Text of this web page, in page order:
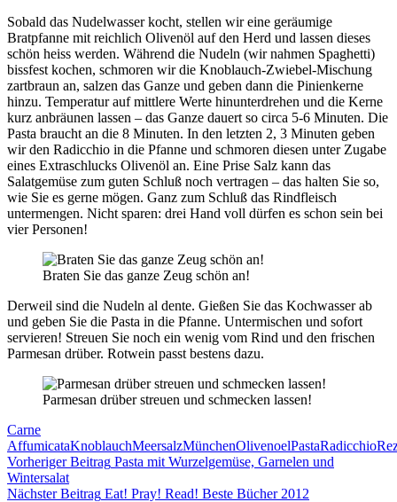
Sobald das Nudelwasser kocht, stellen wir eine geräumige
Bratpfanne mit reichlich Olivenöl auf den Herd und lassen dieses
schön heiss werden. Während die Nudeln (wir nahmen Spaghetti)
bissfest kochen, schmoren wir die Knoblauch-Zwiebel-Mischung
zartbraun an, salzen das Ganze und geben dann die Pinienkerne
hinzu. Temperatur auf mittlere Werte hinunterdrehen und die Kerne
kurz anbräunen lassen – das Ganze dauert so circa 5-6 Minuten. Die
Pasta braucht an die 8 Minuten. In den letzten 2, 3 Minuten geben
wir den Radicchio in die Pfanne und schmoren diesen unter Zugabe
eines Extraschlucks Olivenöl an. Eine Prise Salz kann das
Salatgemüse zum guten Schluß noch vertragen – das halten Sie so,
wie Sie es gerne mögen. Ganz zum Schluß das Rindfleisch
untermengen. Nicht sparen: drei Hand voll dürfen es schon sein bei
vier Personen!
Braten Sie das ganze Zeug schön an!
Derweil sind die Nudeln al dente. Gießen Sie das Kochwasser ab
und geben Sie die Pasta in die Pfanne. Untermischen und sofort
servieren! Streuen Sie noch ein wenig vom Rind und den frischen
Parmesan drüber. Rotwein passt bestens dazu.
Parmesan drüber streuen und schmecken lassen!
Carne
AffumicataKnoblauchMeersalzMünchenOlivenoelPastaRadicchio
Beitragsnavigation
Vorheriger Beitrag Pasta mit Wurzelgemüse, Garnelen und
Wintersalat
Nächster Beitrag Eat! Pray! Read! Beste Bücher 2012